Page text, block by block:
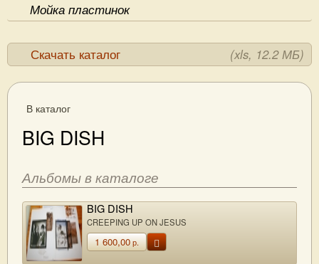
Мойка пластинок
Скачать каталог (xls, 12.2 МБ)
В каталог
BIG DISH
Альбомы в каталоге
BIG DISH
CREEPING UP ON JESUS
1 600,00р.